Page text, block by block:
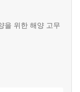
을 위한 해양 고무